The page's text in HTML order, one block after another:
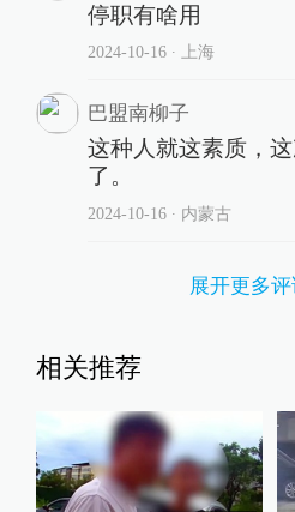
停职有啥用
2024-10-16∙ 上海
巴盟南柳子
这种人就这素质，
了。
2024-10-16∙ 内蒙古
展开更多评
相关推荐